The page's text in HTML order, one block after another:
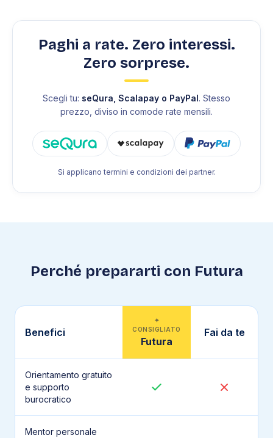
Paghi a rate. Zero interessi.
Zero sorprese.
Scegli tu: seQura, Scalapay o PayPal. Stesso
prezzo, diviso in comode rate mensili.
Si applicano termini e condizioni dei partner.
Perché prepararti con Futura
Benefici
✦
CONSIGLIATO
Futura
Fai da te
Orientamento gratuito
e supporto
burocratico
Mentor personale